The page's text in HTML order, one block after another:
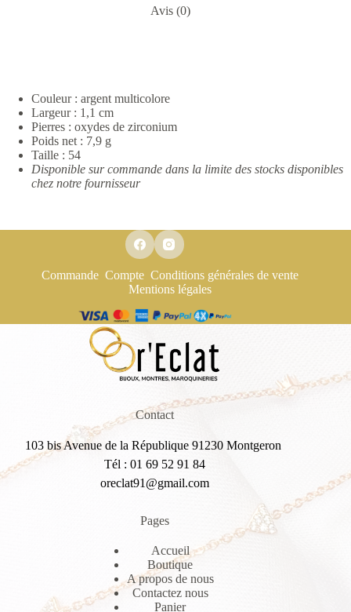
Avis (0)
Couleur : argent multicolore
Largeur : 1,1 cm
Pierres : oxydes de zirconium
Poids net : 7,9 g
Taille : 54
Disponible sur commande dans la limite des stocks disponibles
chez notre fournisseur
Commande Compte Conditions générales de vente
Mentions légales
Contact
103 bis Avenue de la République 91230 Montgeron
Tél : 01 69 52 91 84
oreclat91@gmail.com
Pages
Accueil
Boutique
A propos de nous
Contactez nous
Panier